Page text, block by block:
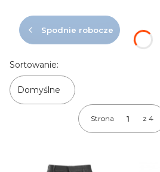
Spodnie robocze
Lista produktów
Sortowanie:
Domyślne
Strona z 4